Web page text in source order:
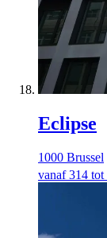
Eclipse
1000 Brussel
vanaf 314 tot